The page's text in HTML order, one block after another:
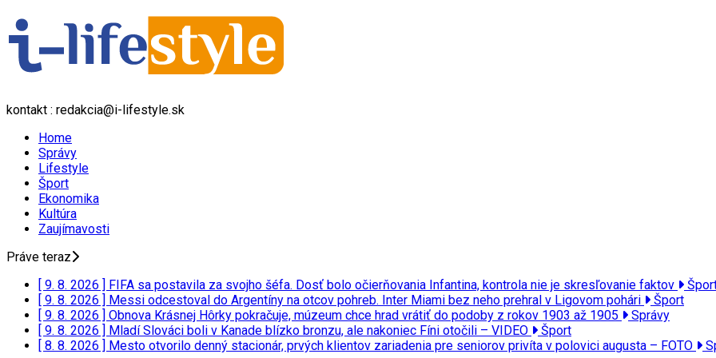
kontakt : redakcia@i-lifestyle.sk
Home
Správy
Lifestyle
Šport
Ekonomika
Kultúra
Zaujímavosti
Práve teraz
[ 9. 8. 2026 ] FIFA sa postavila za svojho šéfa. Dosť bolo očierňovania Infantina, kontrola nie je skresľovanie faktov
[ 9. 8. 2026 ] Messi odcestoval do Argentíny na otcov pohreb. Inter Miami bez neho prehral v Ligovom pohári
Šport
[ 9. 8. 2026 ] Obnova Krásnej Hôrky pokračuje, múzeum chce hrad vrátiť do podoby z rokov 1903 až 1905
Správy
[ 9. 8. 2026 ] Mladí Slováci boli v Kanade blízko bronzu, ale nakoniec Fíni otočili – VIDEO
Šport
[ 8. 8. 2026 ] Mesto otvorilo denný stacionár, prvých klientov zariadenia pre seniorov privíta v polovici augusta – FOTO